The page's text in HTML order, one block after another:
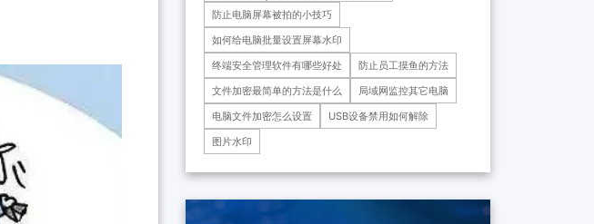
防止电脑屏幕被拍的小技巧
如何给电脑批量设置屏幕水印
终端安全管理软件有哪些好处
防止员工摸鱼的方法
文件加密最简单的方法是什么
局域网监控其它电脑
电脑文件加密怎么设置
USB设备禁用如何解除
图片水印